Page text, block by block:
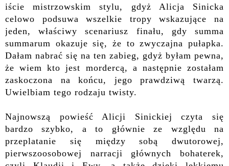
iście mistrzowskim stylu, gdyż Alicja Sinicka
celowo podsuwa wszelkie tropy wskazujące na
jeden, właściwy scenariusz finału, gdy summa
summarum okazuje się, że to zwyczajna pułapka.
Dałam nabrać się na ten zabieg, gdyż byłam pewna,
że wiem kto jest mordercą, a następnie zostałam
zaskoczona na końcu, jego prawdziwą twarzą.
Uwielbiam tego rodzaju twisty.
Najnowszą powieść Alicji Sinickiej czyta się
bardzo szybko, a to głównie ze względu na
przeplatanie się między sobą dwutorowej,
pierwszoosobowej narracji głównych bohaterek,